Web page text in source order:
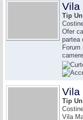
Vila
Tip
Ofer
partea
Vila
Tip
Vila